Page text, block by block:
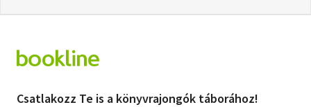
Csatlakozz Te is a könyvrajongók táborához!